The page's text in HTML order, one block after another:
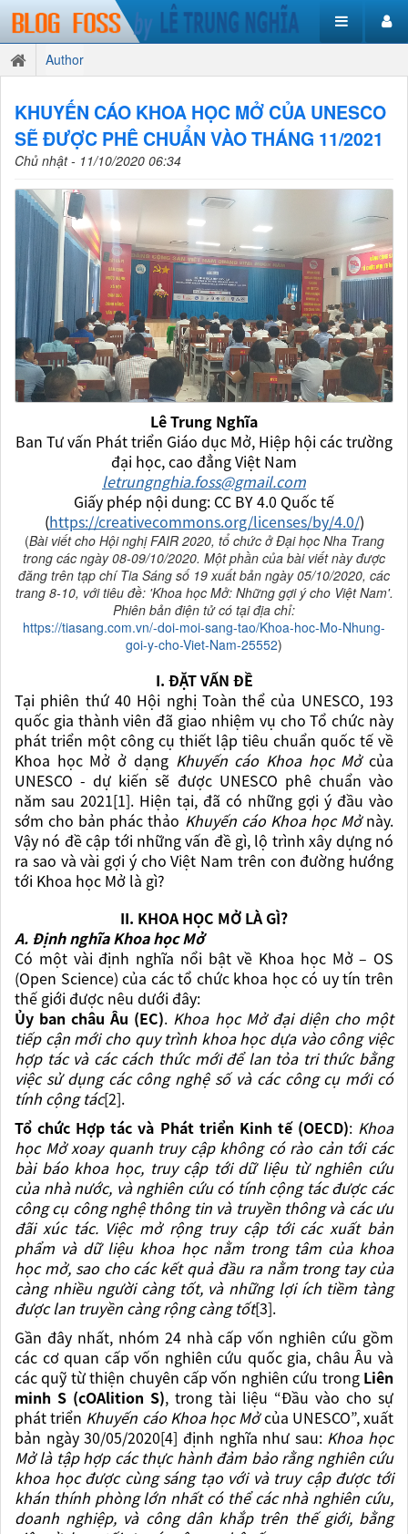
Author
KHUYẾN CÁO KHOA HỌC MỞ CỦA UNESCO
SẼ ĐƯỢC PHÊ CHUẨN VÀO THÁNG 11/2021
Chủ nhật - 11/10/2020 06:34
Lê Trung Nghĩa
Ban Tư vấn Phát triển Giáo dục Mở, Hiệp hội các trường
đại học, cao đẳng Việt Nam
letrungnghia.foss@gmail.com
Giấy phép nội dung: CC BY 4.0 Quốc tế
(https://creativecommons.org/licenses/by/4.0/)
(Bài viết cho Hội nghị FAIR 2020, tổ chức ở Đại học Nha Trang
trong các ngày 08-09/10/2020. Một phần của bài viết này được
đăng trên tạp chí Tia Sáng số 19 xuất bản ngày 05/10/2020, các
trang 8-10, với tiêu đề: 'Khoa học Mở: Những gợi ý cho Việt Nam'.
Phiên bản điện tử có tại địa chỉ:
https://tiasang.com.vn/-doi-moi-sang-tao/Khoa-hoc-Mo-Nhung-
goi-y-cho-Viet-Nam-25552)
I. ĐẶT VẤN ĐỀ
Tại phiên thứ 40 Hội nghị Toàn thể của UNESCO, 193
quốc gia thành viên đã giao nhiệm vụ cho Tổ chức này
phát triển một công cụ thiết lập tiêu chuẩn quốc tế về
Khoa học Mở ở dạng Khuyến cáo Khoa học Mởcủa
UNESCO - dự kiến sẽ được UNESCO phê chuẩn vào
năm sau 2021[1]. Hiện tại, đã có những gợi ý đầu vào
sớm cho bản phác thảo Khuyến cáo Khoa học Mởnày.
Vậy nó đề cập tới những vấn đề gì, lộ trình xây dựng nó
ra sao và vài gợi ý cho Việt Nam trên con đường hướng
tới Khoa học Mở là gì?
II. KHOA HỌC MỞ LÀ GÌ?
A. Định nghĩa Khoa học Mở
Có một vài định nghĩa nổi bật về Khoa học Mở – OS
(Open Science) của các tổ chức khoa học có uy tín trên
thế giới được nêu dưới đây:
Ủy ban châu Âu (EC). Khoa học Mở đại diện cho một
tiếp cận mới cho quy trình khoa học dựa vào công việc
hợp tác và các cách thức mới để lan tỏa tri thức bằng
việc sử dụng các công nghệ số và các công cụ mới có
tính cộng tác[2].
Tổ chức Hợp tác và Phát triển Kinh tế (OECD): Khoa
học Mở xoay quanh truy cập không có rào cản tới các
bài báo khoa học, truy cập tới dữ liệu từ nghiên cứu
của nhà nước, và nghiên cứu có tính cộng tác được các
công cụ công nghệ thông tin và truyền thông và các ưu
đãi xúc tác. Việc mở rộng truy cập tới các xuất bản
phẩm và dữ liệu khoa học nằm trong tâm của khoa
học mở, sao cho các kết quả đầu ra nằm trong tay của
càng nhiều người càng tốt, và những lợi ích tiềm tàng
được lan truyền càng rộng càng tốt[3].
Gần đây nhất, nhóm 24 nhà cấp vốn nghiên cứu gồm
các cơ quan cấp vốn nghiên cứu quốc gia, châu Âu và
các quỹ từ thiện chuyên cấp vốn nghiên cứu trong Liên
minh S (cOAlition S), trong tài liệu “Đầu vào cho sự
phát triển Khuyến cáo Khoa học Mởcủa UNESCO”, xuất
bản ngày 30/05/2020[4] định nghĩa như sau: Khoa học
Mở là tập hợp các thực hành đảm bảo rằng nghiên cứu
khoa học được cùng sáng tạo với và truy cập được tới
khán thính phòng lớn nhất có thể các nhà nghiên cứu,
doanh nghiệp, và công dân khắp trên thế giới, bằng